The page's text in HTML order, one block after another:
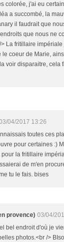
colorée, j'ai eu
a succombé, la
il faudrait que
que nous ne
La fritillaire
le coeur de Marie,
voir disparaitre, cela
04/2017 13:26
toutes ces
pour certaines :)
la fritillaire
de m'en
tu le fais. bises
provence) 03/04/
bel endroit d'où je
photos.<br />